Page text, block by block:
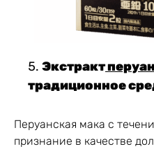
Экстракт
традиционное
Перуанская мака с
признание в качестве